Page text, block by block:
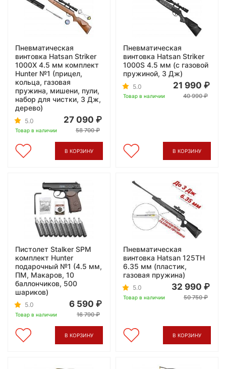
Пневматическая
винтовка Hatsan Striker
1000X 4.5 мм комплект
Hunter №1 (прицел,
кольца, газовая
пружина, мишени, пули,
набор для чистки, 3 Дж,
дерево)
5.0
Товар в наличии
27 090
58 700
В КОРЗИНУ
Пневматическая
винтовка Hatsan Striker
1000S 4.5 мм (с газовой
пружиной, 3 Дж)
5.0
Товар в наличии
21 990
40 990
В КОРЗИНУ
Пистолет Stalker SPM
комплект Hunter
подарочный №1 (4.5 мм,
ПМ, Макаров, 10
баллончиков, 500
шариков)
5.0
Товар в наличии
6 590
16 790
В КОРЗИНУ
Пневматическая
винтовка Hatsan 125TH
6.35 мм (пластик,
газовая пружина)
5.0
Товар в наличии
32 990
50 750
В КОРЗИНУ